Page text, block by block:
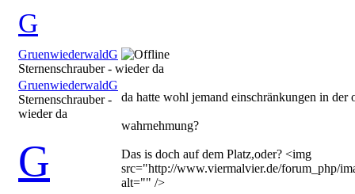
G
GruenwiederwaldG
Sternenschrauber - wieder da
GruenwiederwaldG
Sternenschrauber -
wieder da
G
da hatte wohl jemand einschränkungen in der
wahrnehmung?
Das is doch auf dem Platz,oder? <img
src="http://www.viermalvier.de/forum_php/
alt="" />